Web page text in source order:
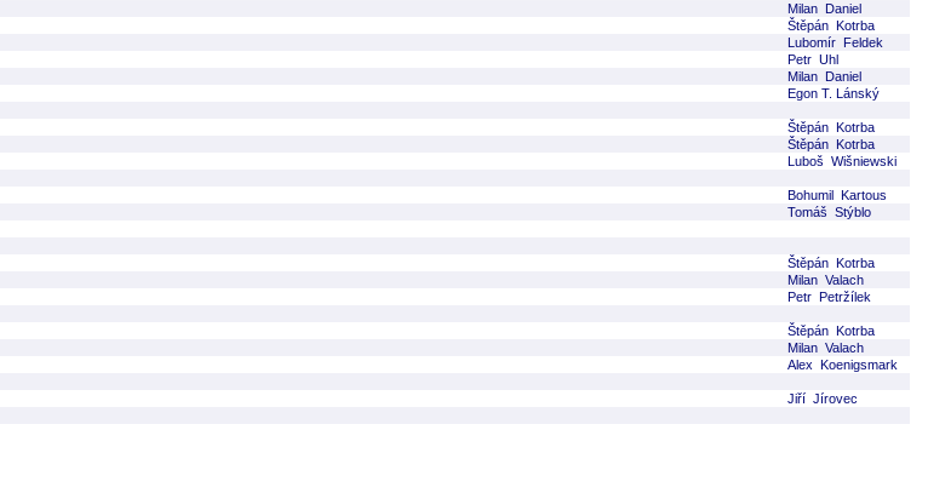
Milan Daniel
Štěpán Kotrba
Lubomír Feldek
Petr Uhl
Milan Daniel
Egon T. Lánský
Štěpán Kotrba
Štěpán Kotrba
Luboš Wišniewski
Bohumil Kartous
Tomáš Stýblo
Štěpán Kotrba
Milan Valach
Petr Petržílek
Štěpán Kotrba
Milan Valach
Alex Koenigsmark
Jiří Jírovec